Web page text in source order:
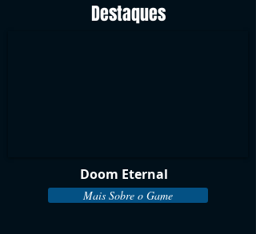
Destaques
Doom Eternal
Mais Sobre o Game